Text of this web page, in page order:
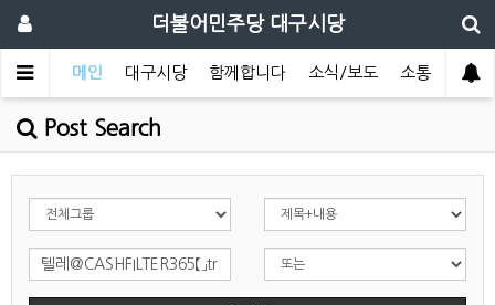
더불어민주당 대구시당
메인 대구시당 함께합니다 소식/보도 소통
Post Search